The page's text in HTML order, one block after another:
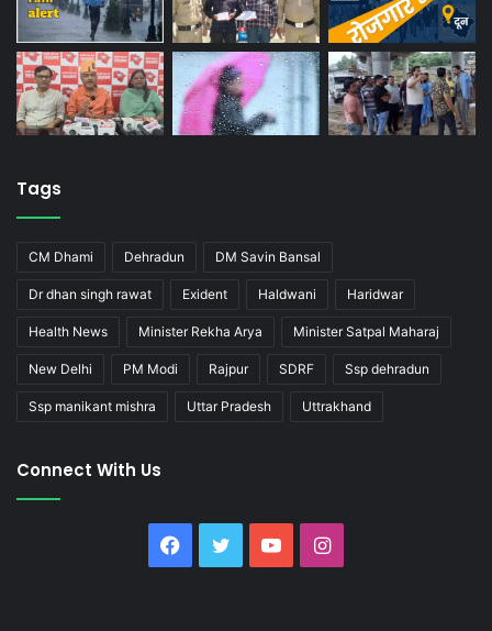
Tags
CM Dhami Dehradun DM Savin Bansal
Dr dhan singh rawat Exident Haldwani Haridwar
Health News Minister Rekha Arya Minister Satpal Maharaj
New Delhi PM Modi Rajpur SDRF Ssp dehradun
Ssp manikant mishra Uttar Pradesh Uttrakhand
Connect With Us
Facebook
Twitter YouTubeInstagram